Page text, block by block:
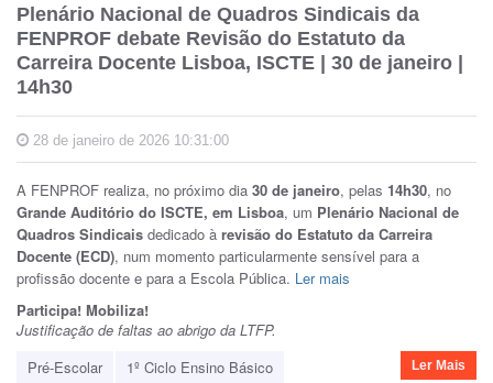
Plenário Nacional de Quadros Sindicais da
FENPROF debate Revisão do Estatuto da
Carreira Docente Lisboa, ISCTE | 30 de janeiro |
14h30
28 de janeiro de 2026 10:31:00
A FENPROF realiza, no próximo dia 30 de janeiro, pelas 14h30, no
Grande Auditório do ISCTE, em Lisboa, um Plenário Nacional de
Quadros Sindicais dedicado à revisão do Estatuto da Carreira
Docente (ECD), num momento particularmente sensível para a
profissão docente e para a Escola Pública. Ler mais
Participa! Mobiliza!
Justificação de faltas ao abrigo da LTFP.
Pré-Escolar
1º Ciclo Ensino Básico
Ler Mais